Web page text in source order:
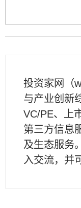
投资家网（
与产业创新
VC/PE、上
第三方信息
及生态服务
入交流，并